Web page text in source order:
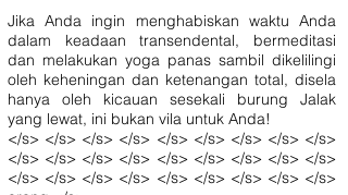
Jika Anda ingin menghabiskan waktu Anda
dalam keadaan transendental, bermeditasi
dan melakukan yoga panas sambil dikelilingi
oleh keheningan dan ketenangan total, disela
hanya oleh kicauan sesekali burung Jalak
yang lewat, ini bukan vila untuk Anda!
</s> </s> </s> </s> </s> </s> </s> </s> </s>
</s> </s> </s> </s> </s> </s> </s> </s> </s>
</s> </s> </s> </s> </s> </s> </s> </s> </s>